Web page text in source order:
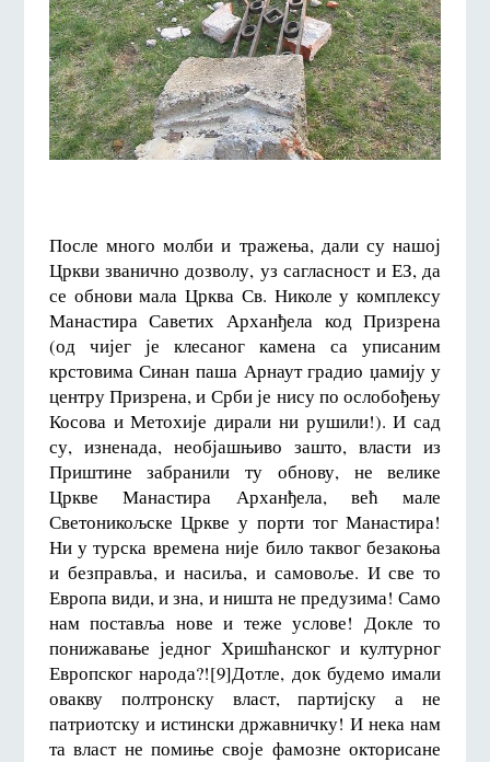
После много молби и тражења, дали су нашој
Цркви званично дозволу, уз сагласност и ЕЗ, да
се обнови мала Црква Св. Николе у комплексу
Манастира Саветих Арханђела код Призрена
(од чијег је клесаног камена са уписаним
крстовима Синан паша Арнаут градио џамију у
центру Призрена, и Срби је нису по ослобођењу
Косова и Метохије дирали ни рушили!). И сад
су, изненада, необјашњиво зашто, власти из
Приштине забранили ту обнову, не велике
Цркве Манастира Арханђела, већ мале
Светоникољске Цркве у порти тог Манастира!
Ни у турска времена није било таквог безакоња
и безправља, и насиља, и самовоље. И све то
Европа види, и зна, и ништа не предузима! Само
нам поставља нове и теже услове! Докле то
понижавање једног Хришћанског и културног
Европског народа?![9]Дотле, док будемо имали
овакву полтронску власт, партијску а не
патриотску и истински државничку! И нека нам
та власт не помиње своје фамозне окторисане